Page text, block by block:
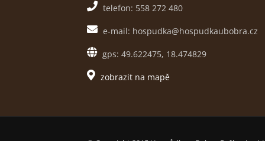
telefon: 558 272 480
e-mail: hospudka@hospudkaubobra.cz
gps: 49.622475, 18.474829
zobrazit na mapě